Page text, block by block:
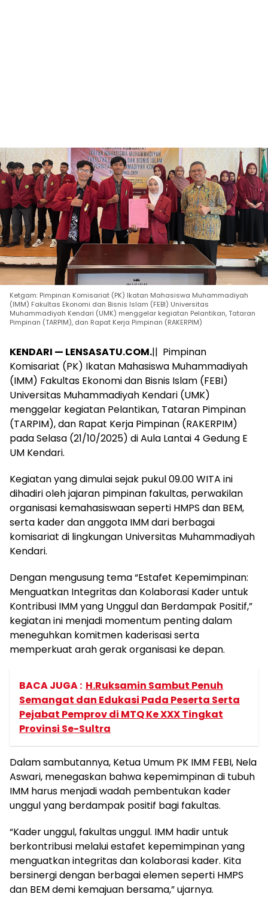
Ketgam: Pimpinan Komisariat (PK) Ikatan Mahasiswa Muhammadiyah
(IMM) Fakultas Ekonomi dan Bisnis Islam (FEBI) Universitas
Muhammadiyah Kendari (UMK) menggelar kegiatan Pelantikan, Tataran
Pimpinan (TARPIM), dan Rapat Kerja Pimpinan (RAKERPIM)
KENDARI — LENSASATU.COM.|| Pimpinan
Komisariat (PK) Ikatan Mahasiswa Muhammadiyah
(IMM) Fakultas Ekonomi dan Bisnis Islam (FEBI)
Universitas Muhammadiyah Kendari (UMK)
menggelar kegiatan Pelantikan, Tataran Pimpinan
(TARPIM), dan Rapat Kerja Pimpinan (RAKERPIM)
pada Selasa (21/10/2025) di Aula Lantai 4 Gedung E
UM Kendari.
Kegiatan yang dimulai sejak pukul 09.00 WITA ini
dihadiri oleh jajaran pimpinan fakultas, perwakilan
organisasi kemahasiswaan seperti HMPS dan BEM,
serta kader dan anggota IMM dari berbagai
komisariat di lingkungan Universitas Muhammadiyah
Kendari.
Dengan mengusung tema “Estafet Kepemimpinan:
Menguatkan Integritas dan Kolaborasi Kader untuk
Kontribusi IMM yang Unggul dan Berdampak Positif,”
kegiatan ini menjadi momentum penting dalam
meneguhkan komitmen kaderisasi serta
memperkuat arah gerak organisasi ke depan.
BACA JUGA : H.Ruksamin Sambut Penuh
Semangat dan Edukasi Pada Peserta Serta
Pejabat Pemprov di MTQ Ke XXX Tingkat
Provinsi Se-Sultra
Dalam sambutannya, Ketua Umum PK IMM FEBI, Nela
Aswari, menegaskan bahwa kepemimpinan di tubuh
IMM harus menjadi wadah pembentukan kader
unggul yang berdampak positif bagi fakultas.
“Kader unggul, fakultas unggul. IMM hadir untuk
berkontribusi melalui estafet kepemimpinan yang
menguatkan integritas dan kolaborasi kader. Kita
bersinergi dengan berbagai elemen seperti HMPS
dan BEM demi kemajuan bersama,” ujarnya.